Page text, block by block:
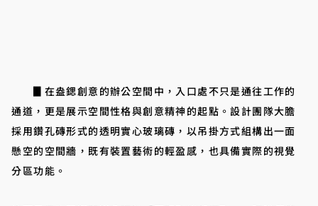
▊在盎鍶創意的辦公空間中，入口處不只是通往工作的
通道，更是展示空間性格與創意精神的起點。設計團隊大膽
採用鑽孔磚形式的透明實心玻璃磚，以吊掛方式組構出一面
懸空的空間牆，既有裝置藝術的輕盈感，也具備實際的視覺
分區功能。